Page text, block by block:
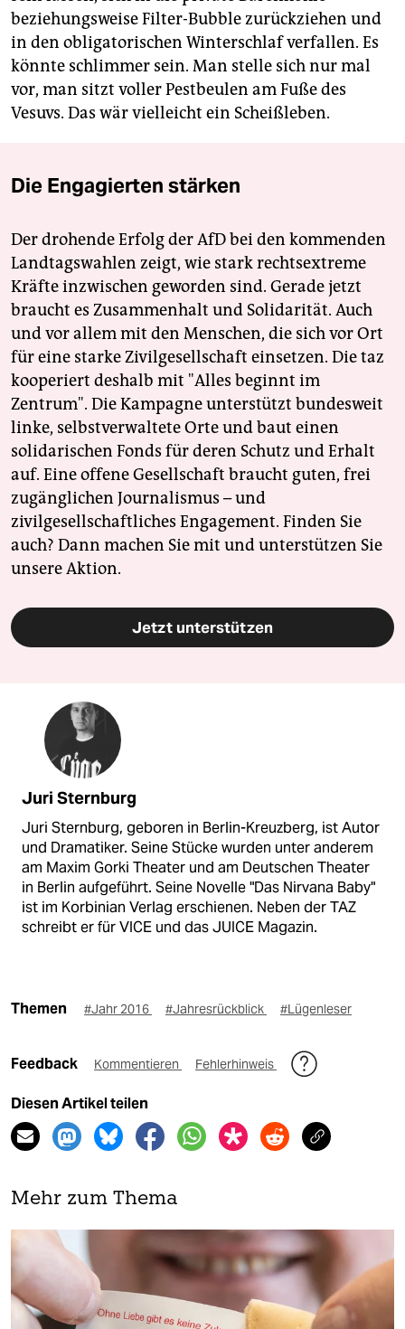
beziehungsweise Filter-Bubble zurückziehen und
in den obligatorischen Winterschlaf verfallen. Es
könnte schlimmer sein. Man stelle sich nur mal
vor, man sitzt voller Pestbeulen am Fuße des
Vesuvs. Das wär vielleicht ein Scheißleben.
Die Engagierten stärken
Der drohende Erfolg der AfD bei den kommenden
Landtagswahlen zeigt, wie stark rechtsextreme
Kräfte inzwischen geworden sind. Gerade jetzt
braucht es Zusammenhalt und Solidarität. Auch
und vor allem mit den Menschen, die sich vor Ort
für eine starke Zivilgesellschaft einsetzen. Die taz
kooperiert deshalb mit "Alles beginnt im
Zentrum". Die Kampagne unterstützt bundesweit
linke, selbstverwaltete Orte und baut einen
solidarischen Fonds für deren Schutz und Erhalt
auf. Eine offene Gesellschaft braucht guten, frei
zugänglichen Journalismus – und
zivilgesellschaftliches Engagement. Finden Sie
auch? Dann machen Sie mit und unterstützen Sie
unsere Aktion.
Jetzt unterstützen
Juri Sternburg
Juri Sternburg, geboren in Berlin-Kreuzberg, ist Autor
und Dramatiker. Seine Stücke wurden unter anderem
am Maxim Gorki Theater und am Deutschen Theater
in Berlin aufgeführt. Seine Novelle "Das Nirvana Baby"
ist im Korbinian Verlag erschienen. Neben der TAZ
schreibt er für VICE und das JUICE Magazin.
Themen #Jahr 2016 #Jahresrückblick #Lügenleser
Feedback Kommentieren Fehlerhinweis
Diesen Artikel teilen
Mehr zum Thema